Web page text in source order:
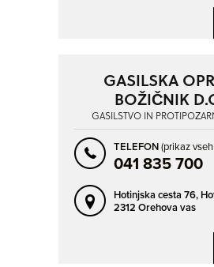
GASILSKA
BOŽIČNIK
GASILSTVO IN
TELEFON(prikaz
041 835 700
Hotinjska cesta 76,
2312 Orehova vas